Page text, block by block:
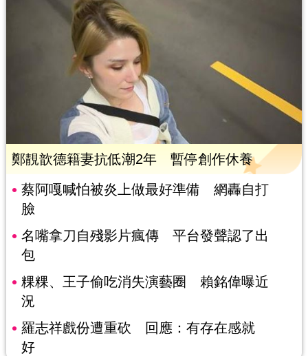
鄭靚歆德籍妻抗低潮2年 暫停創作休養
蔡阿嘎喊怕被炎上做最好準備 網轟自打
臉
名嘴拿刀自殘影片瘋傳 平台發聲認了出
包
粿粿、王子偷吃消失演藝圈 賴銘偉曝近
況
羅志祥戲份遭重砍 回應：有存在感就
好